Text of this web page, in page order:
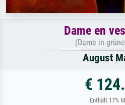
Dame en
(Dame in
August
€
Enthält 17%